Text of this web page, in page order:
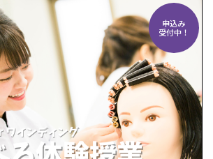
申込み
受付中！